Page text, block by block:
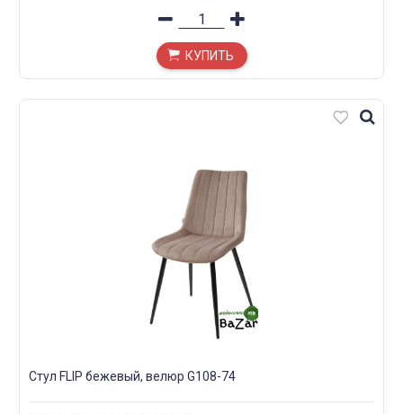
КУПИТЬ
Стул FLIP бежевый, велюр G108-74